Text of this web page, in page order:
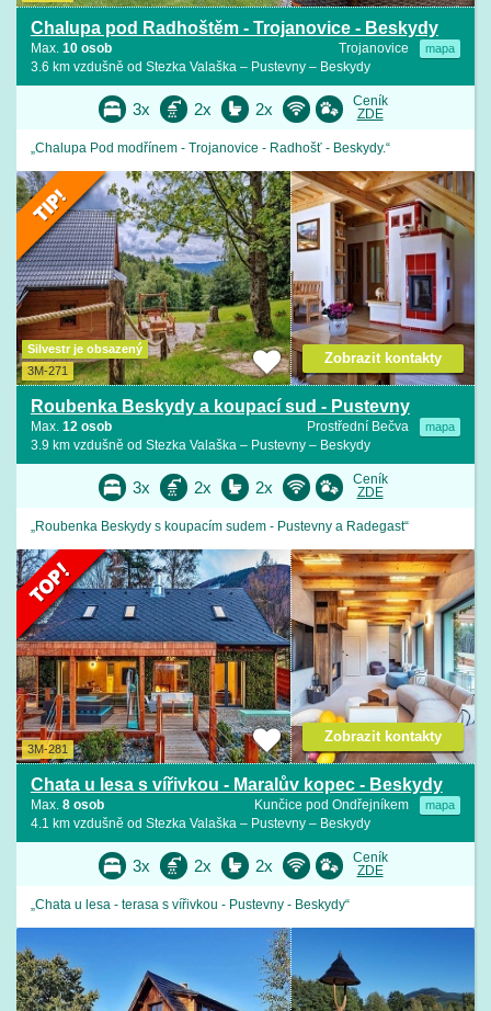
Chalupa pod Radhoštěm - Trojanovice - Beskydy
Trojanovice mapa
Max. 10 osob
3.6 km vzdušně od Stezka Valaška – Pustevny – Beskydy
3x 2x 2x
Ceník
ZDE
„Chalupa Pod modřínem - Trojanovice - Radhošť - Beskydy.“
Silvestr je obsazený
3M-271
Roubenka Beskydy a koupací sud - Pustevny
Prostřední Bečva mapa
Max. 12 osob
3.9 km vzdušně od Stezka Valaška – Pustevny – Beskydy
Zobrazit kontakty
3x 2x 2x
Ceník
ZDE
„Roubenka Beskydy s koupacím sudem - Pustevny a Radegast“
3M-281
Chata u lesa s vířivkou - Maralův kopec - Beskydy
Kunčice pod Ondřejníkem mapa
Max. 8 osob
4.1 km vzdušně od Stezka Valaška – Pustevny – Beskydy
Zobrazit kontakty
3x 2x 2x
Ceník
ZDE
„Chata u lesa - terasa s vířivkou - Pustevny - Beskydy“